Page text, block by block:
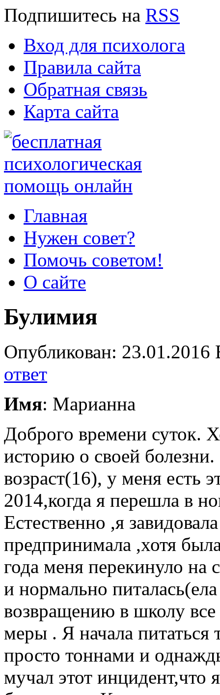
Подпишитесь на RSS
Вход для психолога
Правила сайта
Обратная связь
Карта сайта
Главная
Нужен совет?
Помочь советом!
О сайте
Булимия
Опубликован:
ответ
Имя: Марианна
Доброго времени суток.
историю о своей
возраст(16), у меня есть
2014,когда я перешла в
Естественно ,я
предпринимала ,хотя
года меня перекинуло на
и нормально
возвращению в школу
меры . Я начала питаться
просто тоннами и
мучал этот инцидент,что